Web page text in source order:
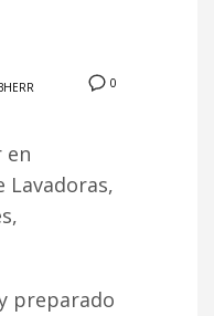
0
en
Lavadoras,
preparado